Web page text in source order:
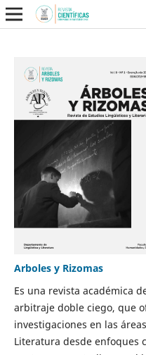
Arboles y Rizomas
Es una revista académica
arbitraje doble ciego, que
investigaciones en las
Literatura desde enfoques